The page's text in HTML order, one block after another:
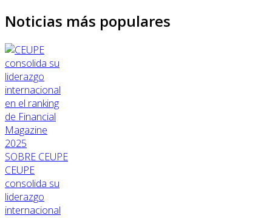
Noticias más populares
SOBRE CEUPE
CEUPE
consolida su
liderazgo
internacional